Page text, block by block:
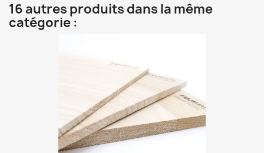
16 autres produits dans la même
catégorie :